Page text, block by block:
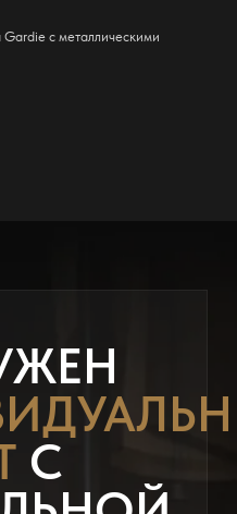
с металлическими
С